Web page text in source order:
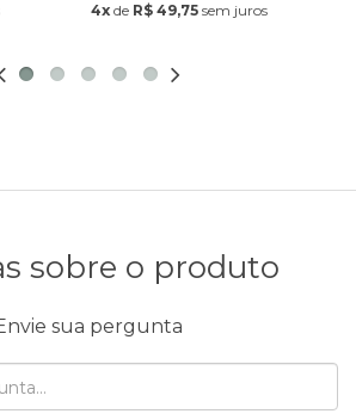
4x de R$ 49,75 sem juros
sobre o produto
sua pergunta